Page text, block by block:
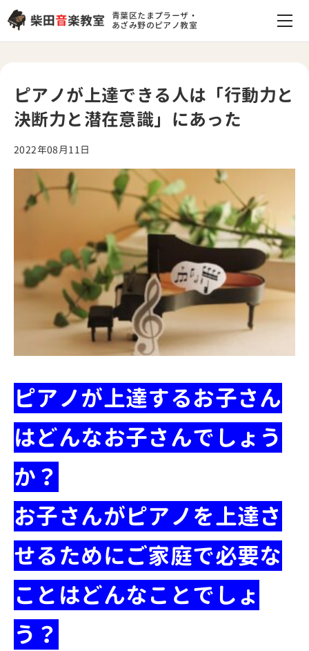
青葉区たまプラーザ・
あざみ野のピアノ教室
ピアノが上達できる人は「行動力と
決断力と潜在意識」にあった
2022年08月11日
ピアノが上達するお子さん
はどんなお子さんでしょう
か？
お子さんがピアノを上達さ
せるためにご家庭で必要な
ことはどんなことでしょ
う？